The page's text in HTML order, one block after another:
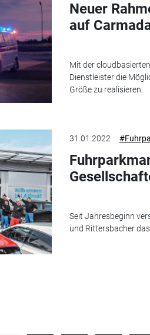
Neuer
auf
Mit der
Dienstleister die
Größe zu realisieren.
31.01.2022
Seit Jahresbeginn
und Rittersbacher